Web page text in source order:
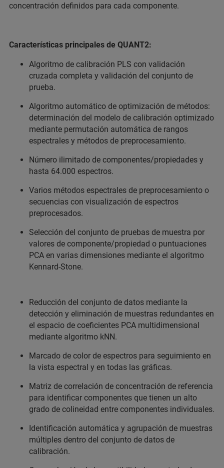
concentración definidos para cada componente.
Características principales de QUANT2:
Algoritmo de calibración PLS con validación
cruzada completa y validación del conjunto de
prueba.
Algoritmo automático de optimización de métodos:
determinación del modelo de calibración optimizado
mediante permutación automática de rangos
espectrales y métodos de preprocesamiento.
Número ilimitado de componentes/propiedades y
hasta 64.000 espectros.
Varios métodos espectrales de preprocesamiento o
secuencias con visualización de espectros
preprocesados.
Selección del conjunto de pruebas de muestra por
valores de componente/propiedad o puntuaciones
PCA en varias dimensiones mediante el algoritmo
Kennard-Stone.
Reducción del conjunto de datos mediante la
detección y eliminación de muestras redundantes en
el espacio de coeficientes PCA multidimensional
mediante algoritmo kNN.
Marcado de color de espectros para seguimiento en
la vista espectral y en todas las gráficas.
Matriz de correlación de concentración de referencia
para identificar componentes que tienen un alto
grado de colineidad entre componentes individuales.
Identificación automática y agrupación de muestras
múltiples dentro del conjunto de datos de
calibración.